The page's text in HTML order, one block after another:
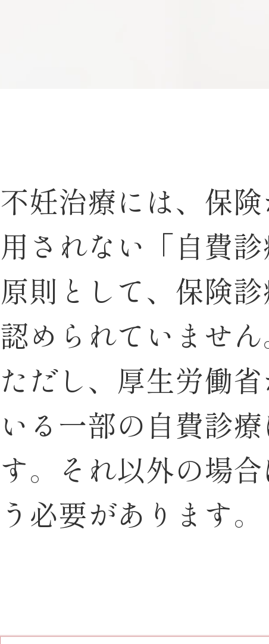
不妊治療には、保
用されない「自費診
原則として、保険
認められていません
ただし、厚生労働
いる一部の自費診
す。それ以外の場
う必要があります。